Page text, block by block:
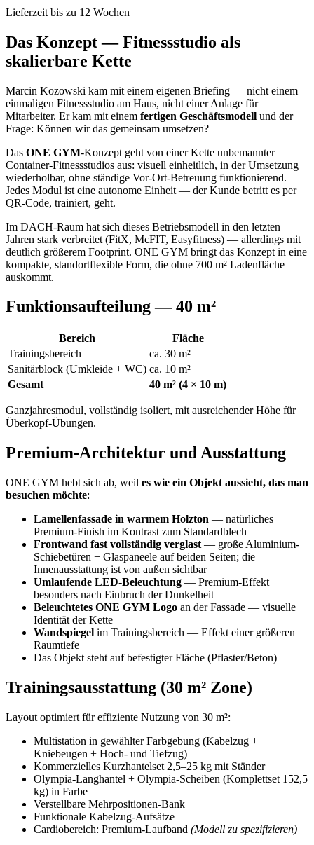
Lieferzeit bis zu 12 Wochen
Das Konzept — Fitnessstudio als
skalierbare Kette
Marcin Kozowski kam mit einem eigenen Briefing — nicht einem
einmaligen Fitnessstudio am Haus, nicht einer Anlage für
Mitarbeiter. Er kam mit einem fertigen Geschäftsmodell und der
Frage: Können wir das gemeinsam umsetzen?
Das ONE GYM-Konzept geht von einer Kette unbemannter
Container-Fitnessstudios aus: visuell einheitlich, in der Umsetzung
wiederholbar, ohne ständige Vor-Ort-Betreuung funktionierend.
Jedes Modul ist eine autonome Einheit — der Kunde betritt es per
QR-Code, trainiert, geht.
Im DACH-Raum hat sich dieses Betriebsmodell in den letzten
Jahren stark verbreitet (FitX, McFIT, Easyfitness) — allerdings mit
deutlich größerem Footprint. ONE GYM bringt das Konzept in eine
kompakte, standortflexible Form, die ohne 700 m² Ladenfläche
auskommt.
Funktionsaufteilung — 40 m²
Bereich
Fläche
Trainingsbereich
ca. 30 m²
Sanitärblock (Umkleide + WC) ca. 10 m²
Gesamt
40 m² (4 × 10 m)
Ganzjahresmodul, vollständig isoliert, mit ausreichender Höhe für
Überkopf-Übungen.
Premium-Architektur und Ausstattung
ONE GYM hebt sich ab, weil es wie ein Objekt aussieht, das man
besuchen möchte:
Lamellenfassade in warmem Holzton — natürliches
Premium-Finish im Kontrast zum Standardblech
Frontwand fast vollständig verglast — große Aluminium-
Schiebetüren + Glaspaneele auf beiden Seiten; die
Innenausstattung ist von außen sichtbar
Umlaufende LED-Beleuchtung — Premium-Effekt
besonders nach Einbruch der Dunkelheit
Beleuchtetes ONE GYM Logo an der Fassade — visuelle
Identität der Kette
Wandspiegel im Trainingsbereich — Effekt einer größeren
Raumtiefe
Das Objekt steht auf befestigter Fläche (Pflaster/Beton)
Trainingsausstattung (30 m² Zone)
Layout optimiert für effiziente Nutzung von 30 m²:
Multistation in gewählter Farbgebung (Kabelzug +
Kniebeugen + Hoch- und Tiefzug)
Kommerzielles Kurzhantelset 2,5–25 kg mit Ständer
Olympia-Langhantel + Olympia-Scheiben (Komplettset 152,5
kg) in Farbe
Verstellbare Mehrpositionen-Bank
Funktionale Kabelzug-Aufsätze
Cardiobereich: Premium-Laufband (Modell zu spezifizieren)